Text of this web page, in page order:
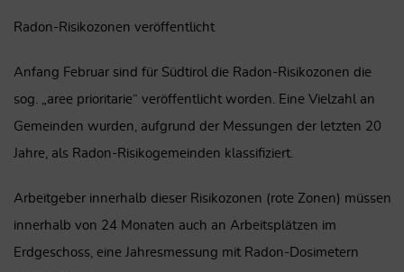
Radon-Risikozonen veröffentlicht
Anfang Februar sind für Südtirol die Radon-Risikozonen die
sog. „aree prioritarie“ veröffentlicht worden. Eine Vielzahl an
Gemeinden wurden, aufgrund der Messungen der letzten 20
Jahre, als Radon-Risikogemeinden klassifiziert.
Arbeitgeber innerhalb dieser Risikozonen (rote Zonen) müssen
innerhalb von 24 Monaten auch an Arbeitsplätzen im
Erdgeschoss, eine Jahresmessung mit Radon-Dosimetern